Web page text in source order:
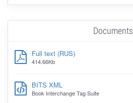
Documents
Full text (RUS)
414.66Kb
BITS XML
Book Interchange Tag Suite